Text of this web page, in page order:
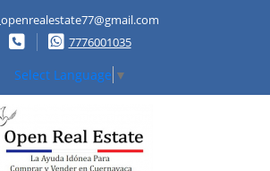
openrealestate77@gmail.com
7776001035
Select Language ▼